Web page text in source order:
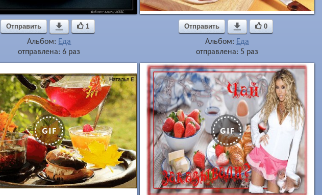
Отправить  1
Альбом: Еда
отправлена: 6 раз
Отправить  0
Альбом: Еда
отправлена: 5 раз